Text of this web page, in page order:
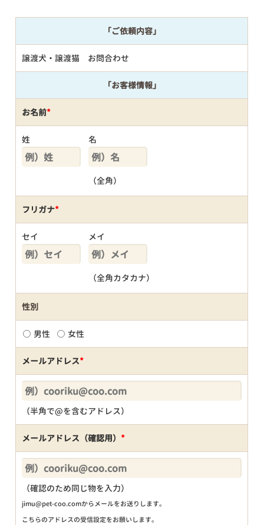
「ご依頼内容」
譲渡犬・譲渡猫 お問合わせ
「お客様情報」
お名前*
姓 名
（全角）
フリガナ*
セイ メイ
（全角カタカナ）
性別
男性 女性
メールアドレス*
（半角で@を含むアドレス）
メールアドレス（確認用） *
（確認のため同じ物を入力）
jimu@pet-coo.comからメールをお送りします。
こちらのアドレスの受信設定をお願いします。